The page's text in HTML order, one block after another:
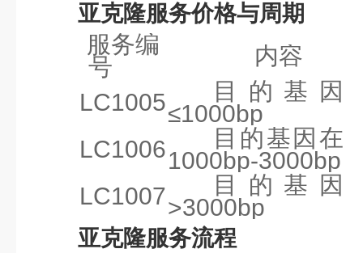
亚克隆服务价格与周期
服务编
号
内容
LC1005
目的基因
≤1000bp
LC1006
目的基因在
1000bp-3000bp
LC1007
目的基因
>3000bp
亚克隆服务流程